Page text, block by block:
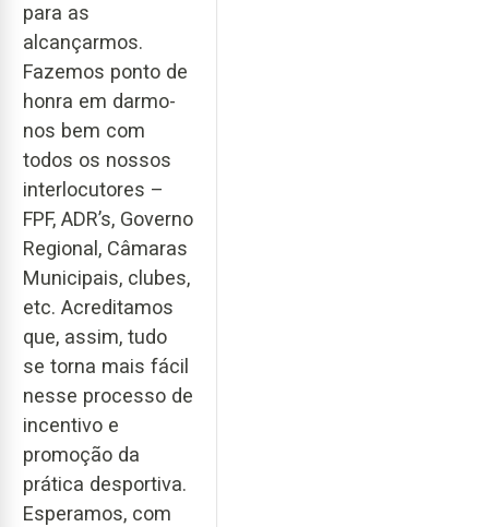
para as
alcançarmos.
Fazemos ponto de
honra em darmo-
nos bem com
todos os nossos
interlocutores –
FPF, ADR’s, Governo
Regional, Câmaras
Municipais, clubes,
etc. Acreditamos
que, assim, tudo
se torna mais fácil
nesse processo de
incentivo e
promoção da
prática desportiva.
Esperamos, com